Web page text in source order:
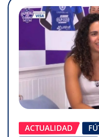
ACTUALIDAD